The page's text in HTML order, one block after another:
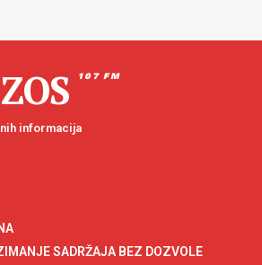
107 FM
informacija
SADRŽAJA BEZ DOZVOLE